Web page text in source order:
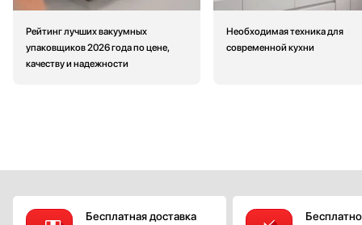
Рейтинг лучших вакуумных
упаковщиков 2026 года по цене,
качеству и надежности
Необходимая техника для
современной кухни
Бесплатная доставка